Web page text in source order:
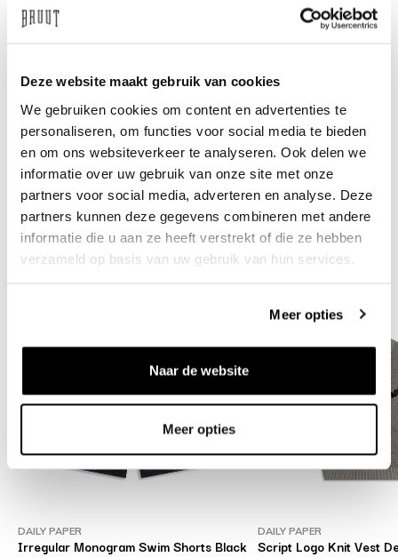
Deze website maakt gebruik van cookies
We gebruiken cookies om content en advertenties te
personaliseren, om functies voor social media te bieden
en om ons websiteverkeer te analyseren. Ook delen we
informatie over uw gebruik van onze site met onze
partners voor social media, adverteren en analyse. Deze
partners kunnen deze gegevens combineren met andere
informatie die u aan ze heeft verstrekt of die ze hebben
verzameld op basis van uw gebruik van hun services.
Meer opties
Naar de website
Meer opties
Need help?We're glad to help
info@bruut.nl Live chat Whatsapp
About this product
Shipment and returns
Related products
DAILY PAPER
Irregular Monogram Swim Shorts Black
DAILY PAPER
Script Logo Knit Vest